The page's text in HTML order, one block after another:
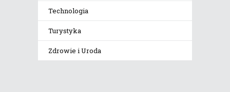
Technologia
Turystyka
Zdrowie i Uroda